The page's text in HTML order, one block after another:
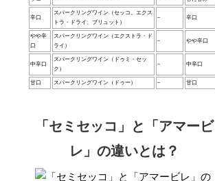
辛口
スパークリングワイン（セッコ、エクス
トラ・ドライ、ブリュット）
– 辛口
やや辛
口
スパークリングワイン（エクストラ・ド
ライ）
– やや辛口
中辛口
スパークリングワイン（ドゥミ・セッ
ク）
– 中辛口
甘口 スパークリングワイン（ドゥー） – 甘口
「セミセッコ」と「アマービ
レ」の違いとは？